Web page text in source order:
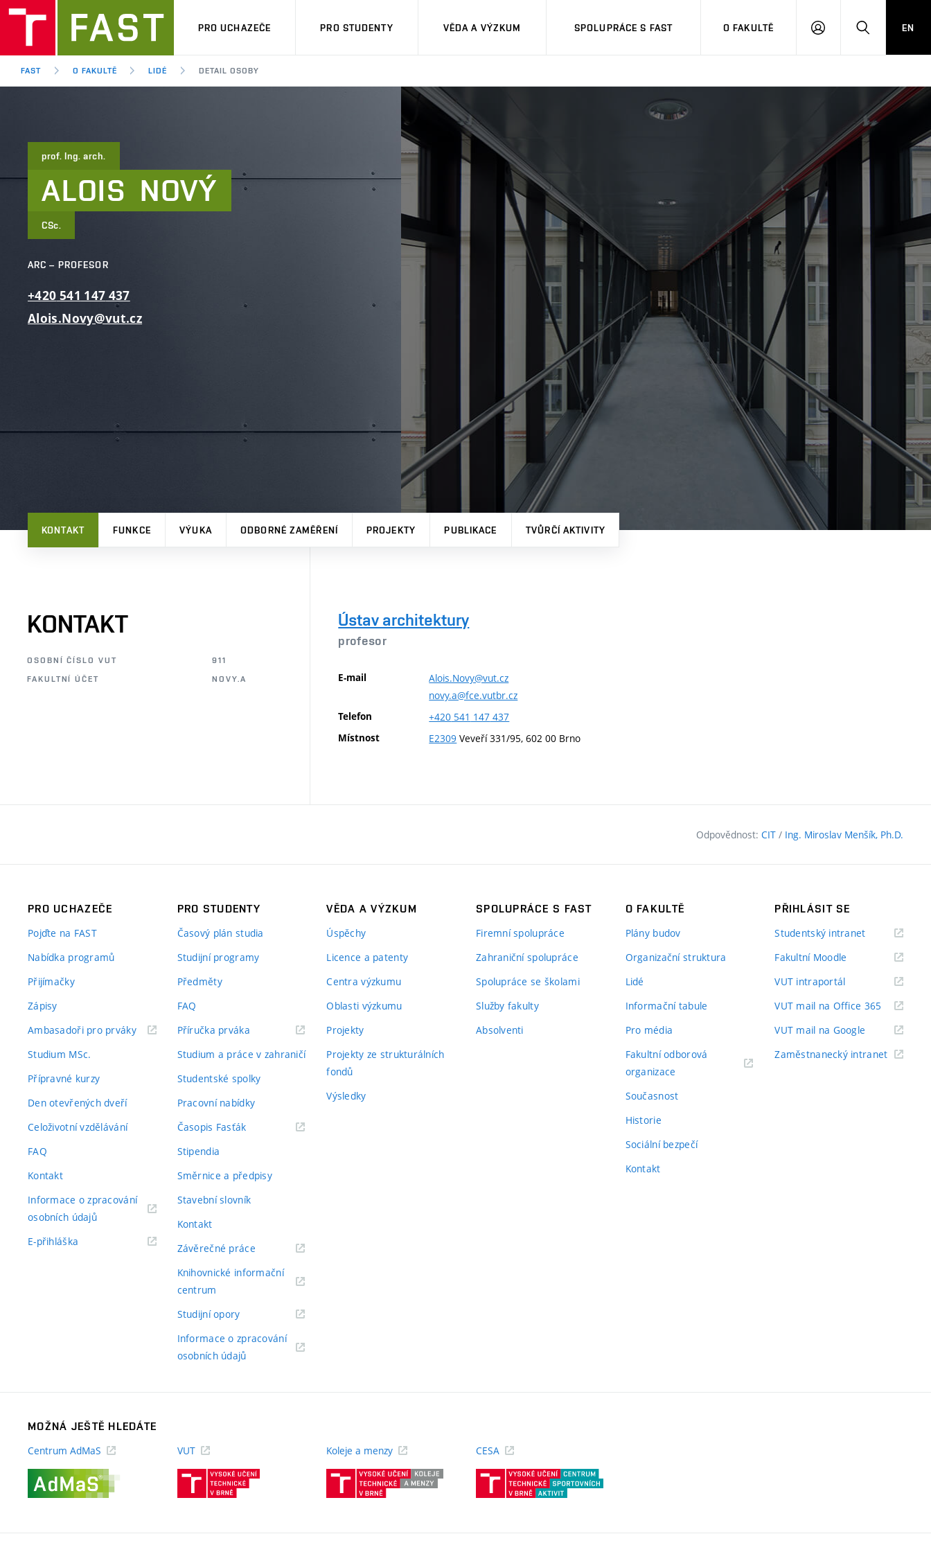
PRO UCHAZEČE PRO STUDENTY VĚDA A VÝZKUM SPOLUPRÁCE S FAST O FAKULTĚ
PŘIHLÁSITHLEDAT
EN
FAST O FAKULTĚ LIDÉ DETAIL OSOBY
prof. Ing. arch.
ALOIS NOVÝ
CSc.
ARC – PROFESOR
+420 541 147 437
Alois.Novy@vut.cz
KONTAKT FUNKCE VÝUKA ODBORNÉ ZAMĚŘENÍ PROJEKTY PUBLIKACE TVŮRČÍ AKTIVITY
KONTAKT
OSOBNÍ ČÍSLO VUT
911
FAKULTNÍ ÚČET
NOVY.A
Ústav architektury
profesor
E-mail
Alois.Novy@vut.cz
novy.a@fce.vutbr.cz
Telefon +420 541 147 437
Místnost E2309 Veveří 331/95, 602 00 Brno
Odpovědnost: CIT / Ing. Miroslav Menšík, Ph.D.
PRO UCHAZEČE
Pojďte na FAST
Nabídka programů
Přijímačky
Zápisy
Ambasadoři pro prváky(externí
Studium MSc.
Přípravné kurzy
Den otevřených dveří
Celoživotní vzdělávání
FAQ
Kontakt
Informace o zpracování
osobních údajů(externí
E-přihláška
PRO STUDENTY
Časový plán studia
Studijní programy
Předměty
FAQ
Příručka prváka(externí
Studium a práce v zahraničí
Studentské spolky
Pracovní nabídky
Časopis Fasťák(externí
Stipendia
Směrnice a předpisy
Stavební slovník
Kontakt
Závěrečné práce(externí
Knihovnické informační
centrum
Studijní opory(externí
Informace o zpracování
osobních údajů(externí
VĚDA A VÝZKUM
Úspěchy
Licence a patenty
Centra výzkumu
Oblasti výzkumu
Projekty
Projekty ze strukturálních
fondů
Výsledky
SPOLUPRÁCE S FAST
Firemní spolupráce
Zahraniční spolupráce
Spolupráce se školami
Služby fakulty
Absolventi
O FAKULTĚ
Plány budov
Organizační struktura
Lidé
Informační tabule
Pro média
Fakultní odborová
organizace
Současnost
Historie
Sociální bezpečí
Kontakt
PŘIHLÁSIT SE
Studentský intranet(externí
Fakultní Moodle
VUT intraportál(externí
VUT mail na Office 365 (externí
VUT mail na Google (externí
Zaměstnanecký intranet(externí
MOŽNÁ JEŠTĚ HLEDÁTE
Centrum AdMaS
VUT
(externí
Koleje a menzy
(externí
CESA